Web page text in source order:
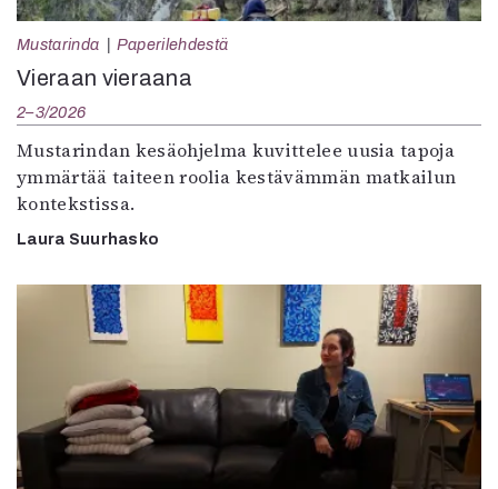
Mustarinda Paperilehdestä
Vieraan vieraana
2–3/2026
Mustarindan kesäohjelma kuvittelee uusia tapoja
ymmärtää taiteen roolia kestävämmän matkailun
kontekstissa.
Laura Suurhasko